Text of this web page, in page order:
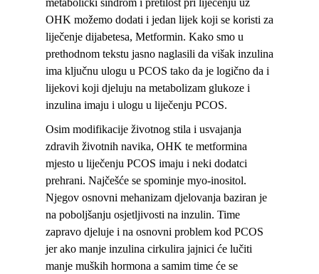
metabolički sindrom i pretilost pri liječenju uz
OHK možemo dodati i jedan lijek koji se koristi za
liječenje dijabetesa, Metformin. Kako smo u
prethodnom tekstu jasno naglasili da višak inzulina
ima ključnu ulogu u PCOS tako da je logično da i
lijekovi koji djeluju na metabolizam glukoze i
inzulina imaju i ulogu u liječenju PCOS.
Osim modifikacije životnog stila i usvajanja
zdravih životnih navika, OHK te metformina
mjesto u liječenju PCOS imaju i neki dodatci
prehrani. Najčešće se spominje myo-inositol.
Njegov osnovni mehanizam djelovanja baziran je
na poboljšanju osjetljivosti na inzulin. Time
zapravo djeluje i na osnovni problem kod PCOS
jer ako manje inzulina cirkulira jajnici će lučiti
manje muških hormona a samim time će se